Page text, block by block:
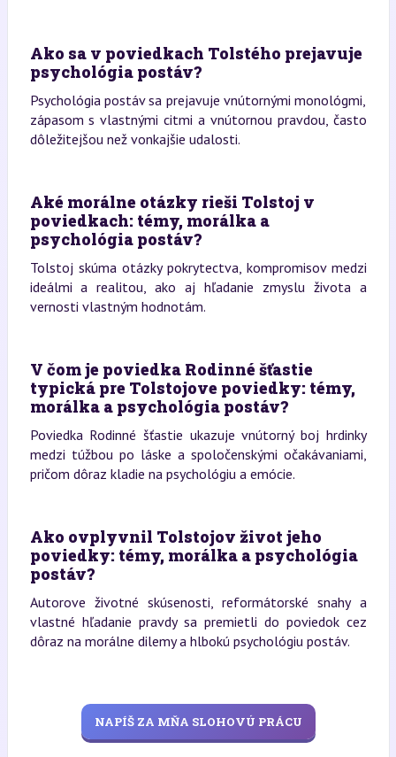
Ako sa v poviedkach Tolstého prejavuje
psychológia postáv?
Psychológia postáv sa prejavuje vnútornými monológmi,
zápasom s vlastnými citmi a vnútornou pravdou, často
dôležitejšou než vonkajšie udalosti.
Aké morálne otázky rieši Tolstoj v
poviedkach: témy, morálka a
psychológia postáv?
Tolstoj skúma otázky pokrytectva, kompromisov medzi
ideálmi a realitou, ako aj hľadanie zmyslu života a
vernosti vlastným hodnotám.
V čom je poviedka Rodinné šťastie
typická pre Tolstojove poviedky: témy,
morálka a psychológia postáv?
Poviedka Rodinné šťastie ukazuje vnútorný boj hrdinky
medzi túžbou po láske a spoločenskými očakávaniami,
pričom dôraz kladie na psychológiu a emócie.
Ako ovplyvnil Tolstojov život jeho
poviedky: témy, morálka a psychológia
postáv?
Autorove životné skúsenosti, reformátorské snahy a
vlastné hľadanie pravdy sa premietli do poviedok cez
dôraz na morálne dilemy a hlbokú psychológiu postáv.
NAPÍŠ ZA MŇA SLOHOVÚ PRÁCU